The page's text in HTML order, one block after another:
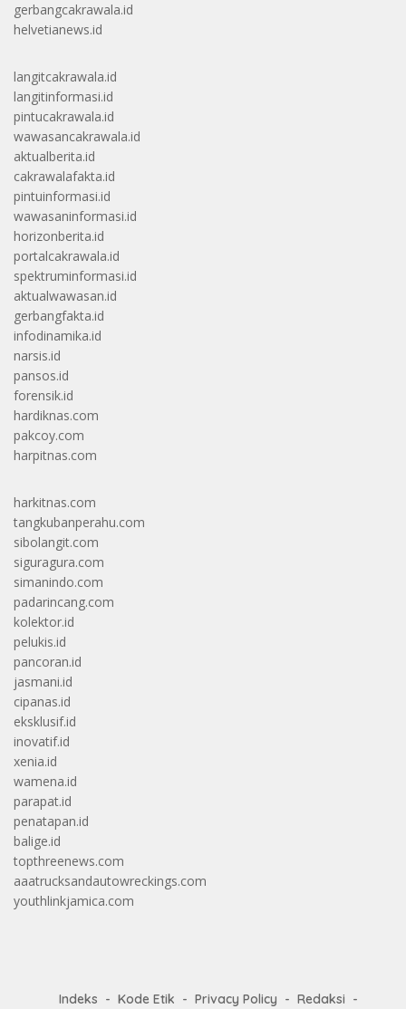
gerbangcakrawala.id
helvetianews.id
langitcakrawala.id
langitinformasi.id
pintucakrawala.id
wawasancakrawala.id
aktualberita.id
cakrawalafakta.id
pintuinformasi.id
wawasaninformasi.id
horizonberita.id
portalcakrawala.id
spektruminformasi.id
aktualwawasan.id
gerbangfakta.id
infodinamika.id
narsis.id
pansos.id
forensik.id
hardiknas.com
pakcoy.com
harpitnas.com
harkitnas.com
tangkubanperahu.com
sibolangit.com
siguragura.com
simanindo.com
padarincang.com
kolektor.id
pelukis.id
pancoran.id
jasmani.id
cipanas.id
eksklusif.id
inovatif.id
xenia.id
wamena.id
parapat.id
penatapan.id
balige.id
topthreenews.com
aaatrucksandautowreckings.com
youthlinkjamica.com
Indeks Kode Etik Privacy Policy Redaksi